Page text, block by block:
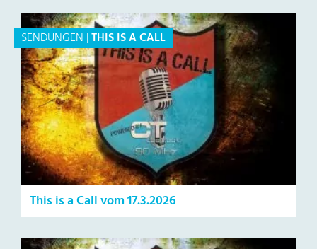
SENDUNGEN |THIS IS A CALL
This is a Call vom 17.3.2026